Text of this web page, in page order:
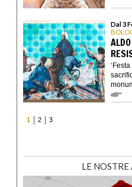
Dal 3
1 2
3
LE NOSTRE